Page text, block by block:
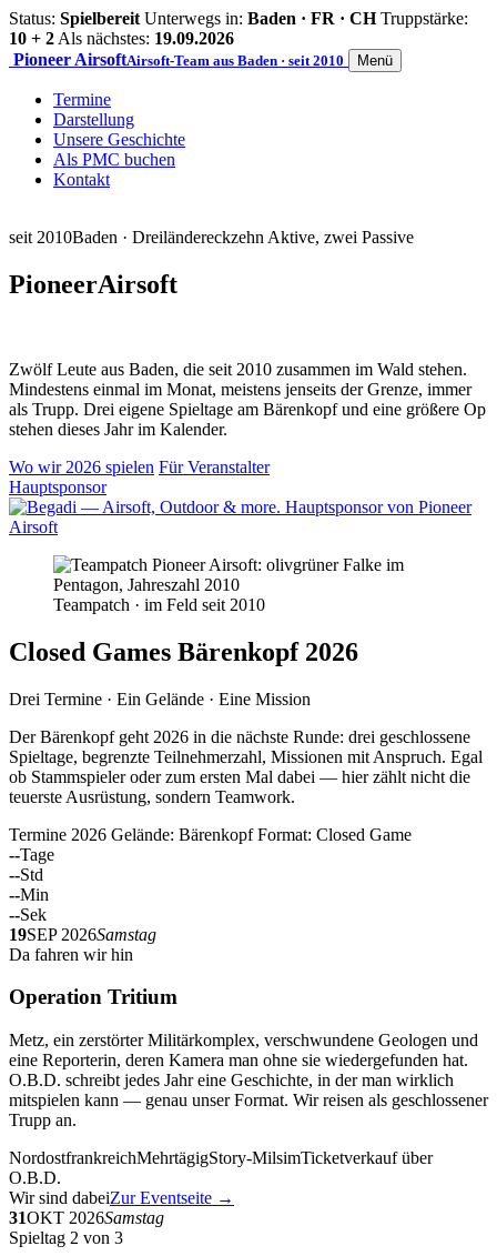
Status: Spielbereit Unterwegs in: Baden · FR · CH Truppstärke:
10 + 2 Als nächstes: 19.09.2026
Pioneer AirsoftAirsoft-Team aus Baden · seit 2010 Menü
Termine
Darstellung
Unsere Geschichte
Als PMC buchen
Kontakt
seit 2010Baden · Dreiländereckzehn Aktive, zwei Passive
PioneerAirsoft
Zwölf Leute aus Baden, die seit 2010 zusammen im Wald stehen.
Mindestens einmal im Monat, meistens jenseits der Grenze, immer
als Trupp. Drei eigene Spieltage am Bärenkopf und eine größere Op
stehen dieses Jahr im Kalender.
Wo wir 2026 spielen Für Veranstalter
Hauptsponsor
Teampatch · im Feld seit 2010
Closed Games Bärenkopf 2026
Drei Termine · Ein Gelände · Eine Mission
Der Bärenkopf geht 2026 in die nächste Runde: drei geschlossene
Spieltage, begrenzte Teilnehmerzahl, Missionen mit Anspruch. Egal
ob Stammspieler oder zum ersten Mal dabei — hier zählt nicht die
teuerste Ausrüstung, sondern Teamwork.
Termine 2026 Gelände: Bärenkopf Format: Closed Game
--Tage
--Std
--Min
--Sek
19SEP 2026Samstag
Da fahren wir hin
Operation Tritium
Metz, ein zerstörter Militärkomplex, verschwundene Geologen und
eine Reporterin, deren Kamera man ohne sie wiedergefunden hat.
O.B.D. schreibt jedes Jahr eine Geschichte, in der man wirklich
mitspielen kann — genau unser Format. Wir reisen als geschlossener
Trupp an.
NordostfrankreichMehrtägigStory-MilsimTicketverkauf über
O.B.D.
Wir sind dabeiZur Eventseite →
31OKT 2026Samstag
Spieltag 2 von 3